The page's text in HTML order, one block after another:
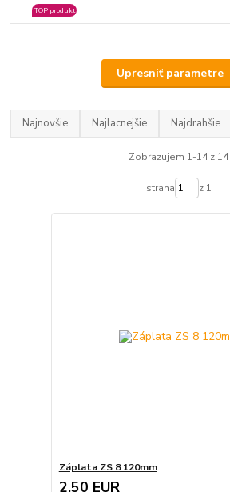
TOP produkt
Upresniť parametre
Najnovšie Najlacnejšie Najdrahšie
Zobrazujem 1-14 z 14
strana z 1
Záplata ZS 8 120mm
2,50 EUR